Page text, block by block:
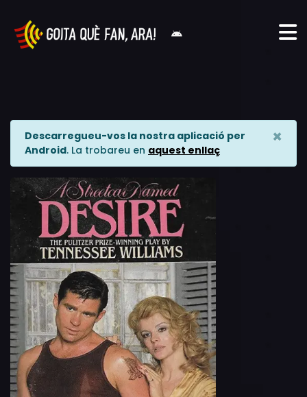
Descarregueu-vos la nostra aplicació per
Android. La trobareu en aquest enllaç
×